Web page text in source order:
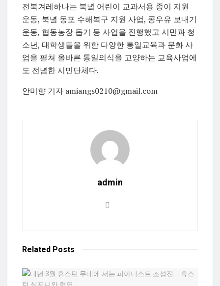
전북겨레하나는 북녘 어린이 교과서용 종이 지원
운동, 북녘 동포 수해복구 지원 사업, 콩우유 보내기
운동, 협동농장 돕기 등 사업을 진행했고 시민과 청
소년, 대학생들을 위한 다양한 통일교육과 문화 사
업을 펼쳐 올바른 통일의식을 고양하는 교육사업에
도 전념한 시민단체다.
안미향 기자 amiangs0210@gmail.com
admin
Related Posts